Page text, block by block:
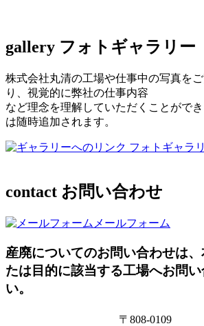
gallery フォトギャラリー
株式会社丸清の工場や仕事中の写真を
り、視覚的に弊社の仕事内容
など理念を理解していただくことがで
は随時追加されます。
フォトギャラ
contact お問い合わせ
メールフォーム
産廃についてのお問い合わせは
たは目的に該当する工場へお問
い。
〒808-0109